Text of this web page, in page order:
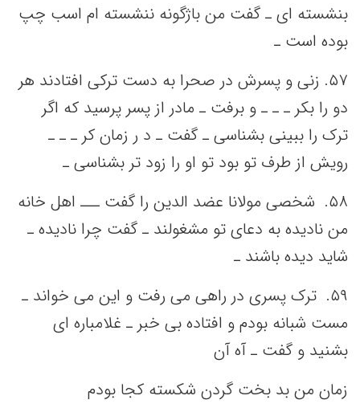
بنشسته‌ ای ـ گفت‌ من‌ باژگونه‌ ننشسته‌ ام اسب‌ چپ‌
بوده است‌ ـ
۵٧. زنی‌ و پسرش در صحرا به‌ دست‌ ترکی‌ افتادند هر
دو را بکر ـ ـ ـ و برفت‌ ـ مادر از پسر پرسید که‌ اگر
ترک را ببینی‌ بشناسی‌ ـ گفت‌ ـ د ر زمان کر ـ ـ ـ
رویش‌ از طرف تو بود تو او را زود تر بشناسی‌ ـ
۵٨. شخصی‌ مولانا عضد الدین‌ را گفت‌ ـــ اهل‌ خانه‌
من‌ نادیده به‌ دعای تو مشغولند ـ گفت‌ چرا نادیده ـ
شاید دیده باشند ـ
۵٩. ترک پسری در راهی‌ می‌ رفت‌ و این‌ می‌ خواند ـ
مست‌ شبانه‌ بودم و افتاده بی‌ خبر ـ غلامباره ای
بشنید و گفت‌ ـ آه آن
زمان من‌ بد بخت‌ گردن شکسته‌ کجا بودم